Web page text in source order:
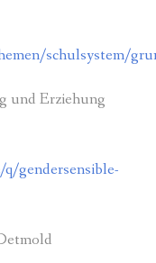
schulsystem/
und Erziehung
gendersensible-